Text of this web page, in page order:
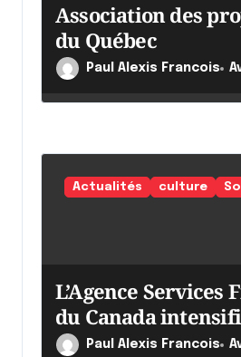
t
i
c
l
Association des
du Québec
Paul Alexis Francois
Actualités culture
L’Agence Services
du Canada
effortsPaul Alexis Francois